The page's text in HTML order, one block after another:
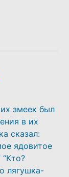
змеек был
в их
сказал:
ядовитое
лягушка-